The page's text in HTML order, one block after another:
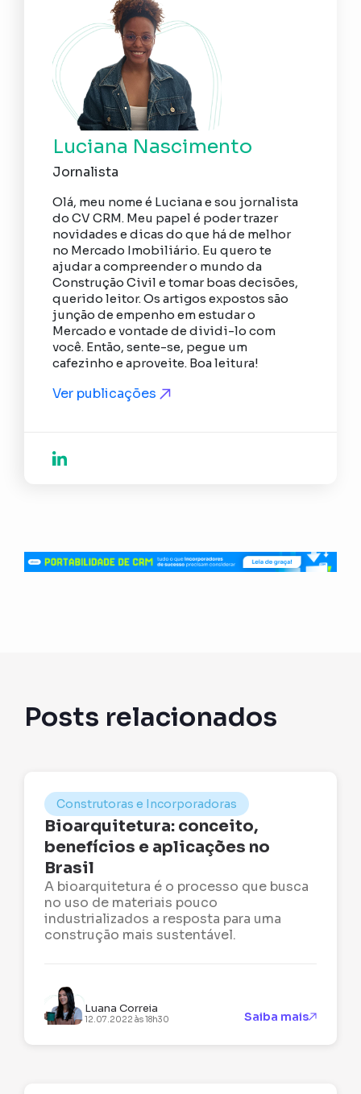
Luciana Nascimento
Jornalista
Olá, meu nome é Luciana e sou jornalista
do CV CRM. Meu papel é poder trazer
novidades e dicas do que há de melhor
no Mercado Imobiliário. Eu quero te
ajudar a compreender o mundo da
Construção Civil e tomar boas decisões,
querido leitor. Os artigos expostos são
junção de empenho em estudar o
Mercado e vontade de dividi-lo com
você. Então, sente-se, pegue um
cafezinho e aproveite. Boa leitura!
Ver publicações
Posts relacionados
Construtoras e Incorporadoras
Bioarquitetura: conceito,
benefícios e aplicações no
Brasil
A bioarquitetura é o processo que busca
no uso de materiais pouco
industrializados a resposta para uma
construção mais sustentável.
Luana Correia
12.07.2022 às 18h30 Saiba mais